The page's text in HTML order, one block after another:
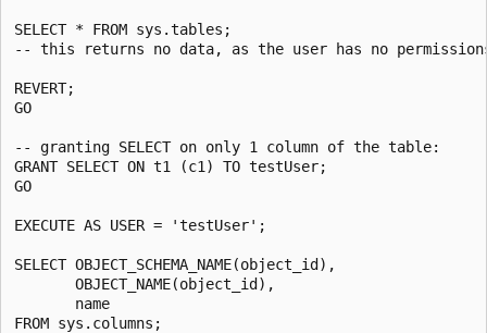
SELECT * FROM sys.tables;
-- this returns no data, as the user has no
REVERT;
GO
-- granting SELECT on only 1 column of the table:
GRANT SELECT ON t1 (c1) TO testUser;
GO
EXECUTE AS USER = 'testUser';
SELECT OBJECT_SCHEMA_NAME(object_id),
       OBJECT_NAME(object_id),
       name
FROM sys.columns;